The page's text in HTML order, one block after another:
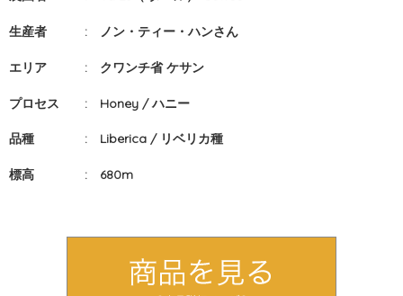
生産者 : ノン・ティー・ハンさん
エリア : クワンチ省 ケサン
プロセス : Honey / ハニー
品種 : Liberica / リベリカ種
標高 : 680m